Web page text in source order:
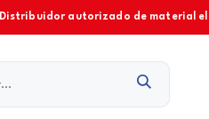
Distribuidor autorizado de material